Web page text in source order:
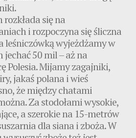
się na
i rozpoczyna się śliczna
leśniczówką wyjeżdżamy w
jechać 50 mil – aż na
Polesia. Mijamy zagajniki,
jakaś polana i wieś
że między chatami
Za stodołami wysokie,
a szerokie na 15-metrów
dla siana i zboża. W